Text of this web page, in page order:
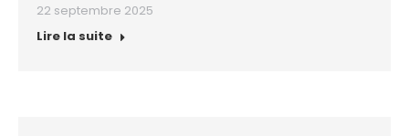
22 septembre 2025
Lire la suite